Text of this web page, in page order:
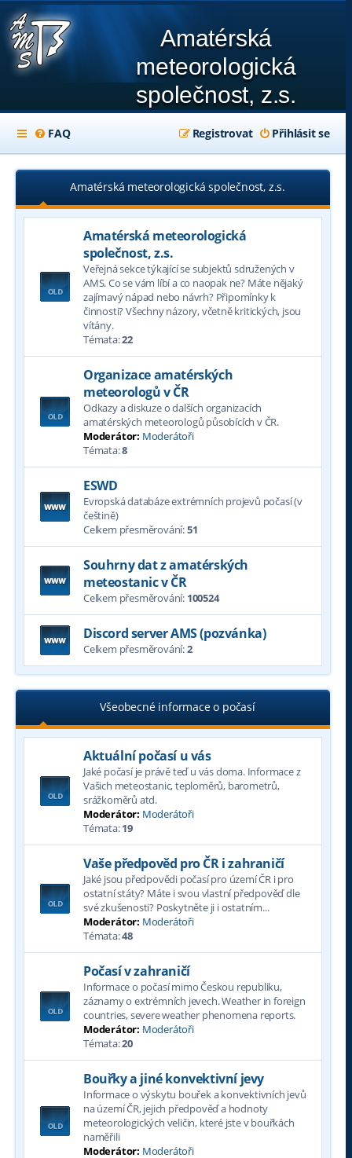
Amatérská
meteorologická
společnost, z.s.
FAQ Přihlásit se
Registrovat
Amatérská meteorologická společnost, z.s.
Amatérská meteorologická
společnost, z.s.
Veřejná sekce týkající se subjektů sdružených v
AMS. Co se vám líbí a co naopak ne? Máte nějaký
zajímavý nápad nebo návrh? Připomínky k
činnosti? Všechny názory, včetně kritických, jsou
vítány.
Témata:22
Organizace amatérských
meteorologů v ČR
Odkazy a diskuze o dalších organizacích
amatérských meteorologů působících v ČR.
Moderátor: Moderátoři
Témata:8
ESWD
Evropská databáze extrémních projevů počasí (v
češtině)
Celkem přesměrování:51
Souhrny dat z amatérských
meteostanic v ČR
Celkem přesměrování: 100524
Discord server AMS (pozvánka)
Celkem přesměrování:2
Všeobecné informace o počasí
Aktuální počasí u vás
Jaké počasí je právě teď u vás doma. Informace z
Vašich meteostanic, teploměrů, barometrů,
srážkoměrů atd.
Moderátor: Moderátoři
Témata:19
Vaše předpověd pro ČR i zahraničí
Jaké jsou předpovědi počasí pro území ČR i pro
ostatní státy? Máte i svou vlastní předpověď dle
své zkušenosti? Poskytněte ji i ostatním...
Moderátor: Moderátoři
Témata:48
Počasí v zahraničí
Informace o počasí mimo Českou republiku,
záznamy o extrémních jevech. Weather in foreign
countries, severe weather phenomena reports.
Moderátor: Moderátoři
Témata:20
Bouřky a jiné konvektivní jevy
Informace o výskytu bouřek a konvektivních jevů
na území ČR, jejich předpověď a hodnoty
meteorologických veličin, které jste v bouřkách
naměřili
Moderátor: Moderátoři